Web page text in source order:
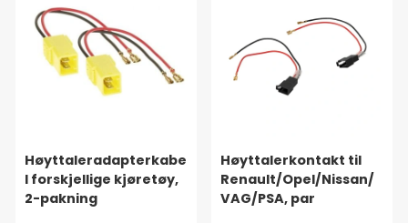
Høyttaleradapterkabe
l forskjellige kjøretøy,
2-pakning
Høyttalerkontakt til
Renault/Opel/Nissan/
VAG/PSA, par